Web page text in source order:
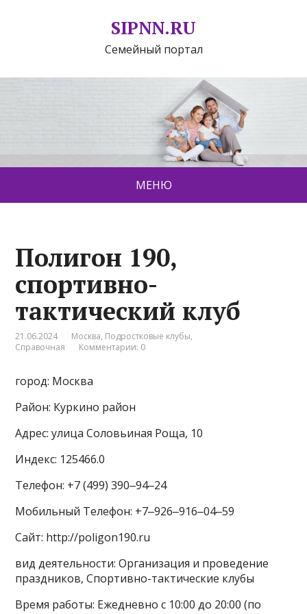
SIPNN.RU
Семейный портал
МЕНЮ
Полигон 190,
спортивно-
тактический клуб
21.06.2024 Москва, Подростковые клубы,
Справочная
Комментарии: 0
город: Москва
Район: Куркино район
Адрес: улица Соловьиная Роща, 10
Индекс: 125466.0
Телефон: +7 (499) 390‒94‒24
Мобильный Телефон: +7‒926‒916‒04‒59
Сайт: http://poligon190.ru
вид деятельности: Организация и проведение
праздников, Спортивно-тактические клубы
Время работы: Ежедневно с 10:00 до 20:00 (по